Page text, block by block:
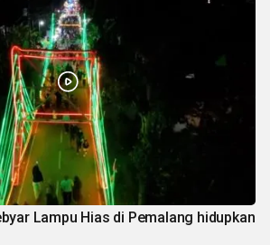
Lampu Hias di Pemalang hidupkan